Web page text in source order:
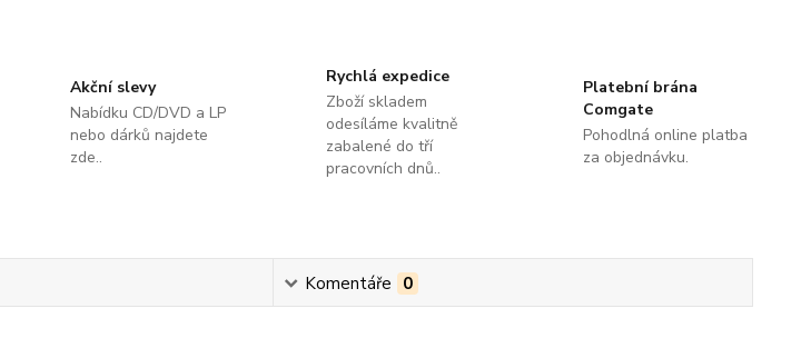
Akční slevy
Nabídku CD/DVD a LP
nebo dárků najdete
zde..
Rychlá expedice
Zboží skladem
odesíláme kvalitně
zabalené do tří
pracovních dnů..
Platební brána
Comgate
Pohodlná online platba
za objednávku.
Komentáře 0